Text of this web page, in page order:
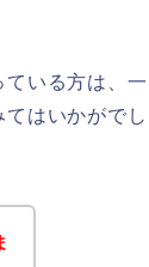
いる方は、一
はいかがでし